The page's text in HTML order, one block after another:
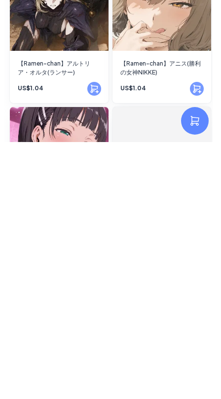
【Ramen-chan】アルトリ
ア・オルタ(ランサー)
US$1.04
【Ramen-chan】アニス(勝利
の女神NIKKE)
US$1.04